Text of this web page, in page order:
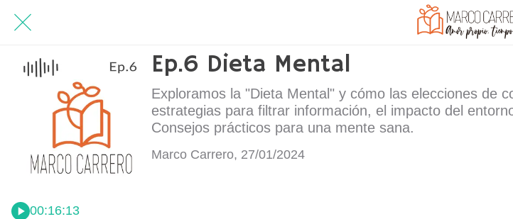
Ep.6 Dieta Mental
Exploramos la "Dieta Mental" y cómo las elecciones de
estrategias para filtrar información, el impacto del
Consejos prácticos para una mente sana.
Marco Carrero, 27/01/2024
00:16:13